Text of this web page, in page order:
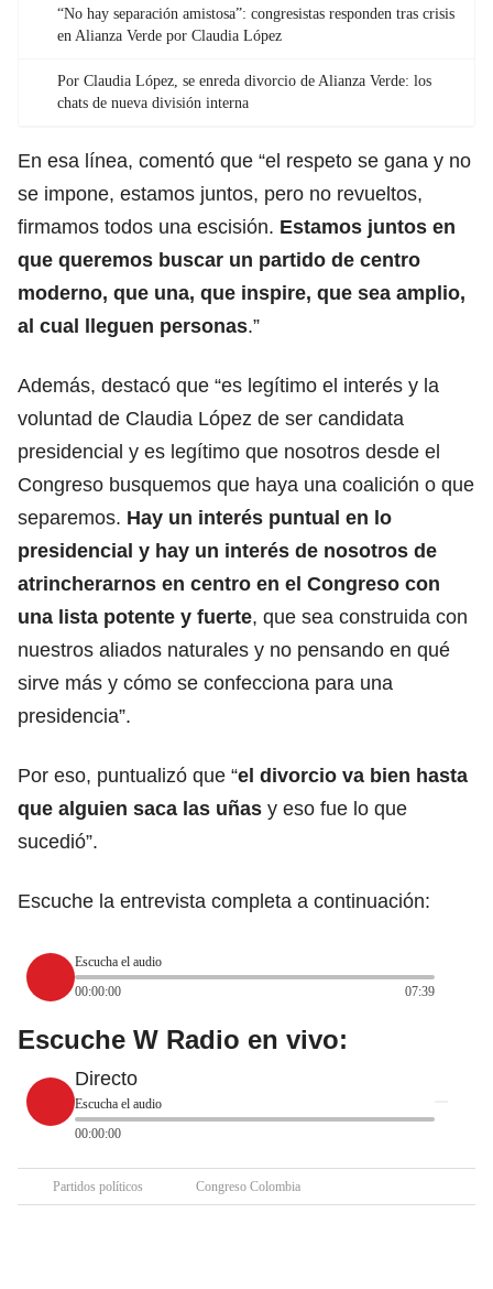
“No hay separación amistosa”: congresistas responden tras crisis
en Alianza Verde por Claudia López
Por Claudia López, se enreda divorcio de Alianza Verde: los
chats de nueva división interna
En esa línea, comentó que “el respeto se gana y no
se impone, estamos juntos, pero no revueltos,
firmamos todos una escisión. Estamos juntos en
que queremos buscar un partido de centro
moderno, que una, que inspire, que sea amplio,
al cual lleguen personas.”
Además, destacó que “es legítimo el interés y la
voluntad de Claudia López de ser candidata
presidencial y es legítimo que nosotros desde el
Congreso busquemos que haya una coalición o que
separemos. Hay un interés puntual en lo
presidencial y hay un interés de nosotros de
atrincherarnos en centro en el Congreso con
una lista potente y fuerte, que sea construida con
nuestros aliados naturales y no pensando en qué
sirve más y cómo se confecciona para una
presidencia”.
Por eso, puntualizó que “el divorcio va bien hasta
que alguien saca las uñas y eso fue lo que
sucedió”.
Escuche la entrevista completa a continuación:
Escucha el audio
00:00:00
07:39
Escuche W Radio en vivo:
Directo
Escucha el audio
00:00:00
Partidos políticos Congreso Colombia